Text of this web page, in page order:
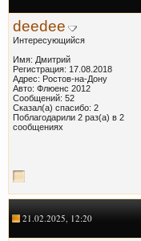
deedee
Интересующийся
Имя: Дмитрий
Регистрация: 17.08.2018
Адрес: Ростов-на-Дону
Авто: Флюенс 2012
Сообщений: 52
Сказал(а) спасибо: 2
Поблагодарили 2 раз(а) в 2
сообщениях
21.02.2025, 12:20